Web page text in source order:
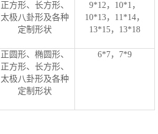
正方形、长方形、
太极八卦形及各种
定制形状
9*12，10*1，
10*13，11*14，
13*15，13*18
正圆形、椭圆形、
正方形、长方形、
太极八卦形及各种
定制形状
6*7，7*9